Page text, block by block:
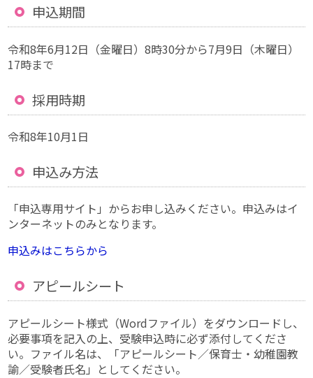
申込期間
令和8年6月12日（金曜日）8時30分から7月9日（木曜日）
17時まで
採用時期
令和8年10月1日
申込み方法
「申込専用サイト」からお申し込みください。申込みはイ
ンターネットのみとなります。
申込みはこちらから
アピールシート
アピールシート様式（Wordファイル）をダウンロードし、
必要事項を記入の上、受験申込時に必ず添付してくださ
い。ファイル名は、「アピールシート／保育士・幼稚園教
諭／受験者氏名」としてください。